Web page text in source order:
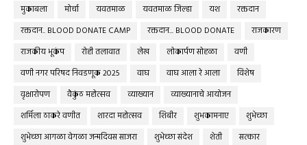
मुकाबला
मोर्चा यवतमाळ यवतमाळ जिल्हा यश
रक्तदान
रक्तदान.. BLOOD DONATE CAMP
रक्तदान... BLOOD DONATE
राजकारण
राजकीय भूकंप
रोही तलावात लेख लोकार्पण सोहळा
वणी
वणी नगर परिषद निवडणूक 2025
वाघ वाघ आला रे आला
विशेष
वृक्षारोपण
वैकुंठ महोत्सव व्याख्यान
व्याख्यानाचे आयोजन
शर्मिला ठाकरे वणीत
शारदा महोत्सव शिबीर शुभकामनाए
शुभेच्छा
शुभेच्छा आगळा वेगळा जन्मदिवस साजरा
शुभेच्छा संदेश शेती
सत्कार